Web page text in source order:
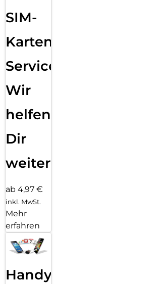
SIM-
Karten
Service:
Wir
helfen
Dir
weiter
ab 4,97 €
inkl. MwSt.
Mehr
erfahren
Handy